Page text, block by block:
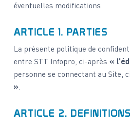
éventuelles modifications.
ARTICLE 1. PARTIES
La présente politique de
entre STT Infopro, ci-après «
personne se connectant au Site,
».
ARTICLE 2. DEFINITIONS